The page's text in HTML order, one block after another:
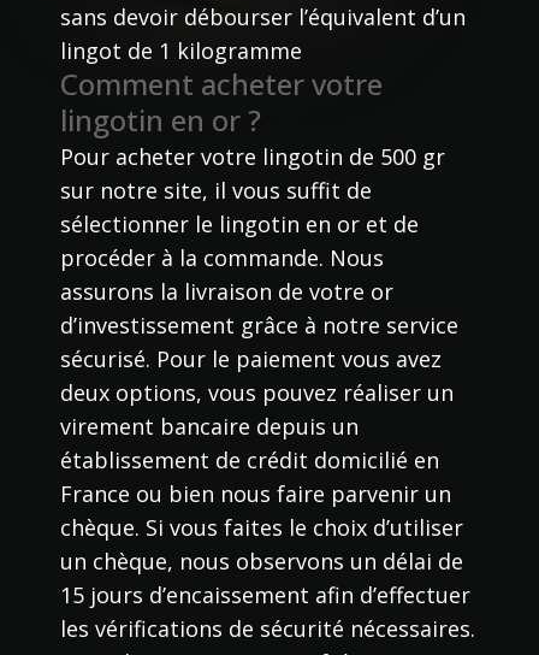
sans devoir débourser l’équivalent d’un
lingot de 1 kilogramme
Comment acheter votre
lingotin en or ?
Pour acheter votre lingotin de 500 gr
sur notre site, il vous suffit de
sélectionner le lingotin en or et de
procéder à la commande. Nous
assurons la livraison de votre or
d’investissement grâce à notre service
sécurisé. Pour le paiement vous avez
deux options, vous pouvez réaliser un
virement bancaire depuis un
établissement de crédit domicilié en
France ou bien nous faire parvenir un
chèque. Si vous faites le choix d’utiliser
un chèque, nous observons un délai de
15 jours d’encaissement afin d’effectuer
les vérifications de sécurité nécessaires.